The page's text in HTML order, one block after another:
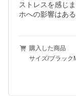
ストレスを感じ
ホへの影響はある
購入した商品
サイズ/ブラック